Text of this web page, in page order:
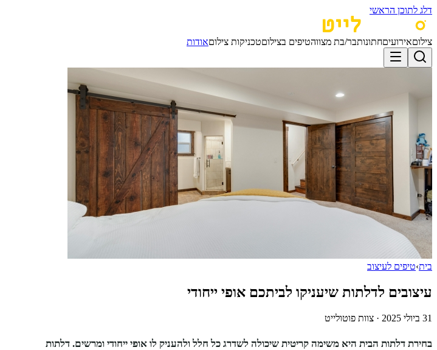
דלג לתוכן הראשי
צילוםאירועיםחתונותבר/בת מצווהטיפים בצילוםטכניקות צילוםאודות
בית›טיפים לעיצוב
עיצובים לדלתות שיעניקו לביתכם אופי ייחודי
31 ביולי 2025 · צוות פוטולייט
בחירת דלתות הבית היא משימה קריטית שיכולה לשדרג כל חלל ולהעניק לו אופי ייחודי ומרשים. דלתות